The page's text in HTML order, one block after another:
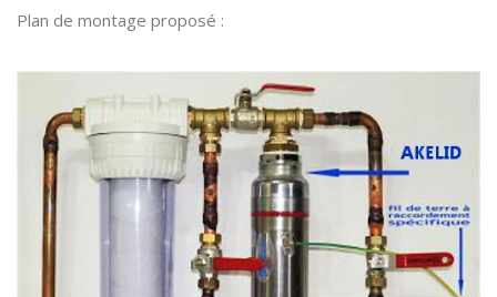
Plan de montage proposé :